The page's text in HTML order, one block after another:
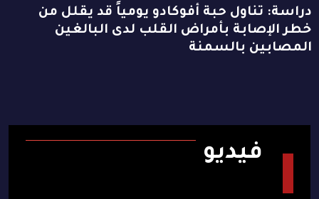
دراسة: تناول حبة أفوكادو يومياً قد يقلل من
خطر الإصابة بأمراض القلب لدى البالغين
المصابين بالسمنة
فيديو